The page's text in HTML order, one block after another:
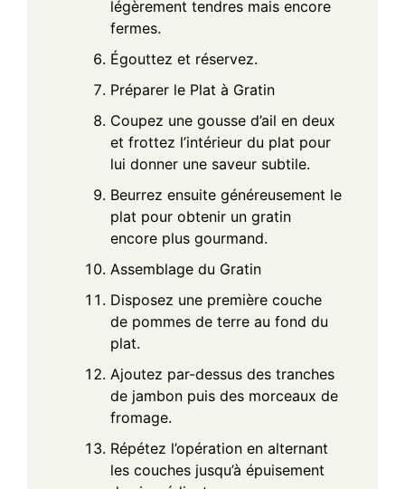
légèrement tendres mais encore
fermes.
Égouttez et réservez.
Préparer le Plat à Gratin
Coupez une gousse d’ail en deux
et frottez l’intérieur du plat pour
lui donner une saveur subtile.
Beurrez ensuite généreusement le
plat pour obtenir un gratin
encore plus gourmand.
Assemblage du Gratin
Disposez une première couche
de pommes de terre au fond du
plat.
Ajoutez par-dessus des tranches
de jambon puis des morceaux de
fromage.
Répétez l’opération en alternant
les couches jusqu’à épuisement